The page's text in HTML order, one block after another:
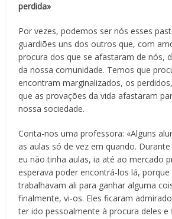
perdida»
Por vezes, podemos ser nós esses
guardiões uns dos outros que, com
procura dos que se afastaram de nós,
da nossa comunidade. Temos que
encontram marginalizados, os
que as provações da vida afastaram
nossa sociedade.
Conta-nos uma professora: «Alguns
as aulas só de vez em quando.
eu não tinha aulas, ia até ao mercado
esperava poder encontrá-los lá, porque
trabalhavam ali para ganhar alguma
finalmente, vi-os. Eles ficaram
ter ido pessoalmente à procura deles e